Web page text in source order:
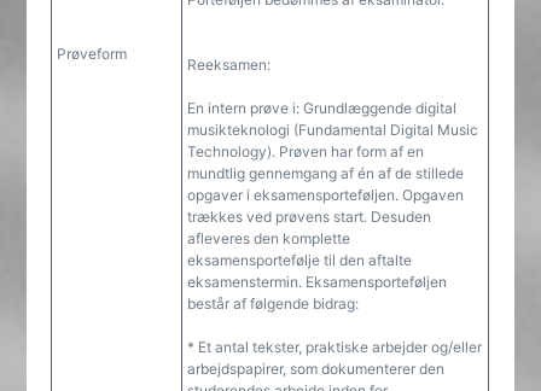
Prøveform
Reeksamen:
En intern prøve i: Grundlæggende digital
musikteknologi (Fundamental Digital Music
Technology). Prøven har form af en
mundtlig gennemgang af én af de stillede
opgaver i eksamensporteføljen. Opgaven
trækkes ved prøvens start. Desuden
afleveres den komplette
eksamensportefølje til den aftalte
eksamenstermin. Eksamensporteføljen
består af følgende bidrag:
* Et antal tekster, praktiske arbejder og/eller
arbejdspapirer, som dokumenterer den